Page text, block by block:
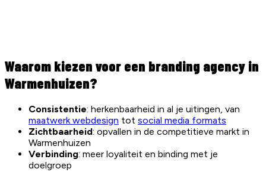
Waarom kiezen voor een branding agency in
Warmenhuizen?
Consistentie: herkenbaarheid in al je uitingen, van
maatwerk webdesign tot social media formats
Zichtbaarheid: opvallen in de competitieve markt in
Warmenhuizen
Verbinding: meer loyaliteit en binding met je
doelgroep